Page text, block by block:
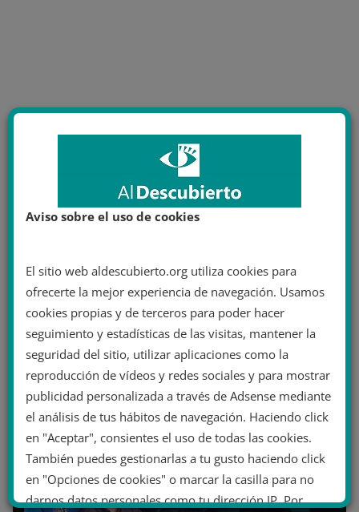
Aviso sobre el uso de cookies
El sitio web aldescubierto.org utiliza cookies para
ofrecerte la mejor experiencia de navegación. Usamos
cookies propias y de terceros para poder hacer
seguimiento y estadísticas de las visitas, mantener la
seguridad del sitio, utilizar aplicaciones como la
reproducción de vídeos y redes sociales y para mostrar
publicidad personalizada a través de Adsense mediante
el análisis de tus hábitos de navegación. Haciendo click
en "Aceptar", consientes el uso de todas las cookies.
También puedes gestionarlas a tu gusto haciendo click
en "Opciones de cookies" o marcar la casilla para no
darnos datos personales como tu dirección IP. Por